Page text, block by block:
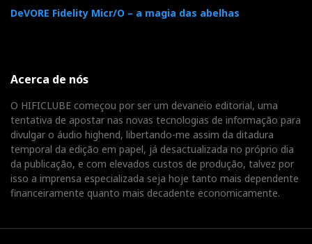
b
k
t
n
t
r
e
s
t
DeVORE Fidelity Micr/O – a magia das abelhas
Acerca de nós
O HIFICLUBE começou por ser um devaneio editorial, uma
tentativa de apostar nas novas tecnologias de informação para
divulgar o áudio highend, libertando-me assim da ditadura
temporal da edição em papel, já desactualizada no próprio dia
da publicação, e com elevados custos de produção, talvez por
isso a imprensa especializada seja hoje tanto mais dependente
financeiramente quanto mais decadente economicamente.